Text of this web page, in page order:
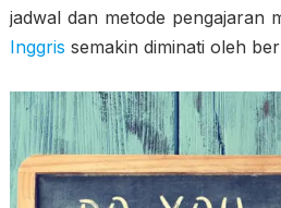
jadwal dan metode pengajaran
Inggris semakin diminati oleh